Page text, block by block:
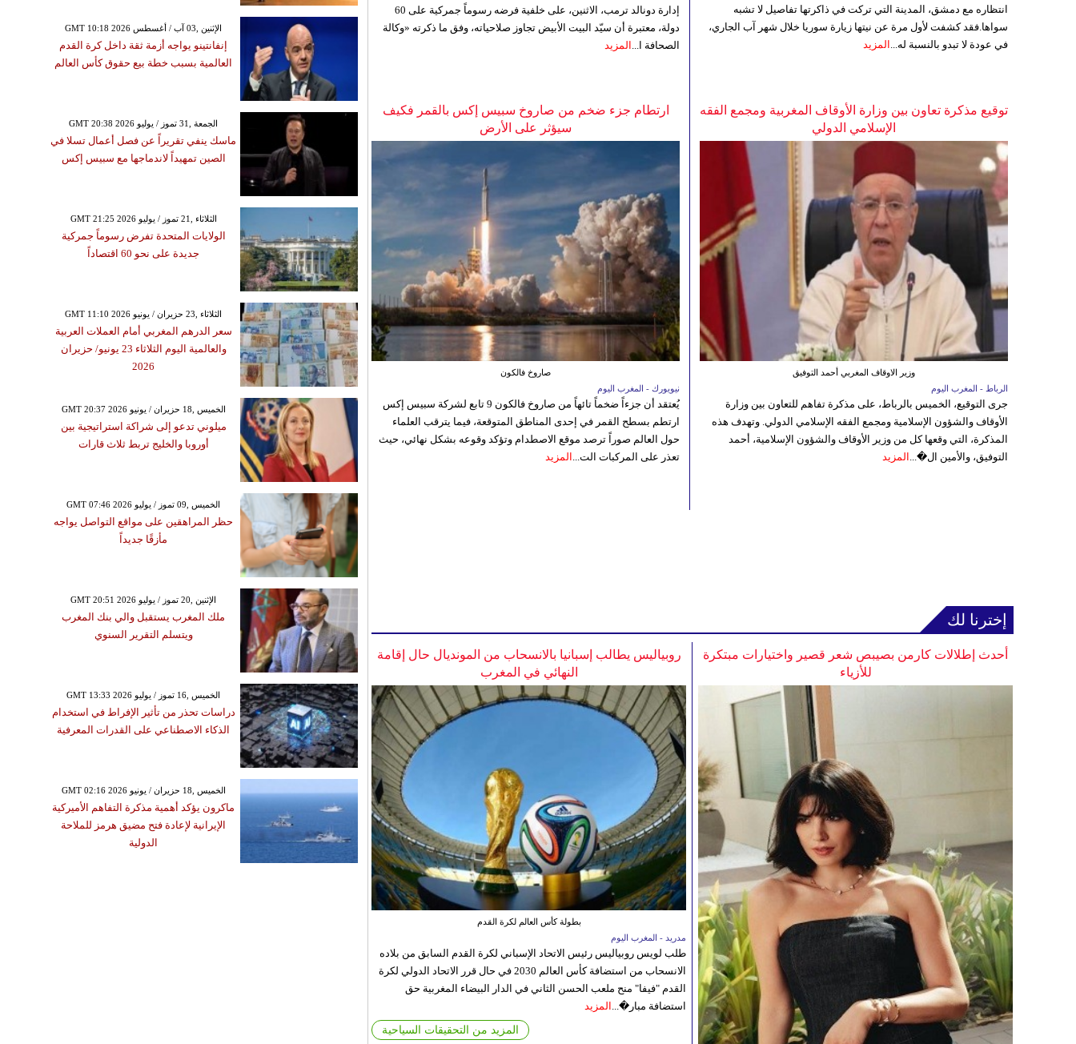
إدارة دونالد ترمب، الاثنين، على خلفية فرضه رسوماً جمركية على 60
دولة، معتبرة أن سيّد البيت الأبيض تجاوز صلاحياته، وفق ما ذكرته «وكالة
الصحافة ا... المزيد
انتظاره مع دمشق، المدينة التي تركت في ذاكرتها تفاصيل لا تشبه
سواها.فقد كشفت لأول مرة عن نيتها زيارة سوريا خلال شهر آب الجاري،
في عودة لا تبدو بالنسبة له... المزيد
ارتطام جزء ضخم من صاروخ سبيس إكس بالقمر فكيف
سيؤثر على الأرض
صاروخ فالكون
نيويورك - المغرب اليوم
يُعتقد أن جزءاً ضخماً تائهاً من صاروخ فالكون 9 تابع لشركة سبيس إكس
ارتطم بسطح القمر في إحدى المناطق المتوقعة، فيما يترقب العلماء
حول العالم صوراً ترصد موقع الاصطدام وتؤكد وقوعه بشكل نهائي، حيث
تعذر على المركبات الت... المزيد
توقيع مذكرة تعاون بين وزارة الأوقاف المغربية ومجمع الفقه
الإسلامي الدولي
وزير الاوقاف المغربي أحمد التوفيق
الرباط - المغرب اليوم
جرى التوقيع، الخميس بالرباط، على مذكرة تفاهم للتعاون بين وزارة
الأوقاف والشؤون الإسلامية ومجمع الفقه الإسلامي الدولي. وتهدف هذه
المذكرة، التي وقعها كل من وزير الأوقاف والشؤون الإسلامية، أحمد
التوفيق، والأمين ال�... المزيد
إخترنا لك
روبياليس يطالب إسبانيا بالانسحاب من المونديال حال إقامة
النهائي في المغرب
بطولة كأس العالم لكرة القدم
مدريد - المغرب اليوم
طلب لويس روبياليس رئيس الاتحاد الإسباني لكرة القدم السابق من بلاده
الانسحاب من استضافة كأس العالم 2030 في حال قرر الاتحاد الدولي لكرة
القدم "فيفا" منح ملعب الحسن الثاني في الدار البيضاء المغربية حق
استضافة مبار�... المزيد
المزيد من التحقيقات السياحية
أحدث إطلالات كارمن بصيبص شعر قصير واختيارات مبتكرة
للأزياء
GMT 10:18 2026 الإثنين ,03 آب / أغسطس
إنفانتينو يواجه أزمة ثقة داخل كرة القدم
العالمية بسبب خطة بيع حقوق كأس العالم
GMT 20:38 2026 الجمعة ,31 تموز / يوليو
ماسك ينفي تقريراً عن فصل أعمال تسلا في
الصين تمهيداً لاندماجها مع سبيس إكس
GMT 21:25 2026 الثلاثاء ,21 تموز / يوليو
الولايات المتحدة تفرض رسوماً جمركية
جديدة على نحو 60 اقتصاداً
GMT 11:10 2026 الثلاثاء ,23 حزيران / يونيو
سعر الدرهم المغربي أمام العملات العربية
والعالمية اليوم الثلاثاء 23 يونيو/ حزيران
2026
GMT 20:37 2026 الخميس ,18 حزيران / يونيو
ميلوني تدعو إلى شراكة استراتيجية بين
أوروبا والخليج تربط ثلاث قارات
GMT 07:46 2026 الخميس ,09 تموز / يوليو
حظر المراهقين على مواقع التواصل يواجه
مأزقًا جديداً
GMT 20:51 2026 الإثنين ,20 تموز / يوليو
ملك المغرب يستقبل والي بنك المغرب
ويتسلم التقرير السنوي
GMT 13:33 2026 الخميس ,16 تموز / يوليو
دراسات تحذر من تأثير الإفراط في استخدام
الذكاء الاصطناعي على القدرات المعرفية
GMT 02:16 2026 الخميس ,18 حزيران / يونيو
ماكرون يؤكد أهمية مذكرة التفاهم الأميركية
الإيرانية لإعادة فتح مضيق هرمز للملاحة
الدولية